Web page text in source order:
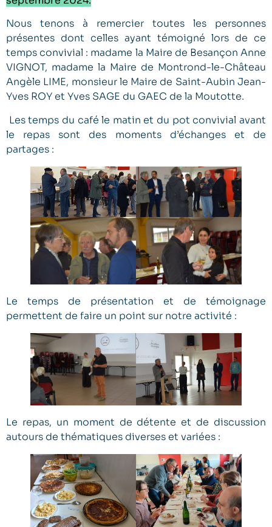
Nous tenons à remercier toutes les personnes
présentes dont celles ayant témoigné lors de ce
temps convivial : madame la Maire de Besançon Anne
VIGNOT, madame la Maire de Montrond-le-Château
Angèle LIME, monsieur le Maire de Saint-Aubin Jean-
Yves ROY et Yves SAGE du GAEC de la Moutotte.
Les temps du café le matin et du pot convivial avant
le repas sont des moments d’échanges et de
partages :
Le temps de présentation et de témoignage
permettent de faire un point sur notre activité :
Le repas, un moment de détente et de discussion
autours de thématiques diverses et variées :